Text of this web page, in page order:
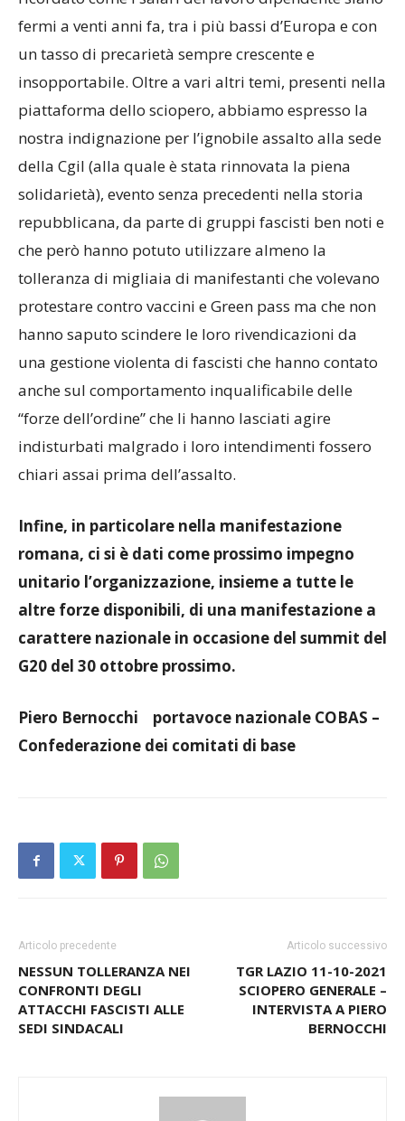
fermi a venti anni fa, tra i più bassi d’Europa e con
un tasso di precarietà sempre crescente e
insopportabile. Oltre a vari altri temi, presenti nella
piattaforma dello sciopero, abbiamo espresso la
nostra indignazione per l’ignobile assalto alla sede
della Cgil (alla quale è stata rinnovata la piena
solidarietà), evento senza precedenti nella storia
repubblicana, da parte di gruppi fascisti ben noti e
che però hanno potuto utilizzare almeno la
tolleranza di migliaia di manifestanti che volevano
protestare contro vaccini e Green pass ma che non
hanno saputo scindere le loro rivendicazioni da
una gestione violenta di fascisti che hanno contato
anche sul comportamento inqualificabile delle
“forze dell’ordine” che li hanno lasciati agire
indisturbati malgrado i loro intendimenti fossero
chiari assai prima dell’assalto.
Infine, in particolare nella manifestazione
romana, ci si è dati come prossimo impegno
unitario l’organizzazione, insieme a tutte le
altre forze disponibili, di una manifestazione a
carattere nazionale in occasione del summit del
G20 del 30 ottobre prossimo.
Piero Bernocchi portavoce nazionale COBAS –
Confederazione dei comitati di base
Articolo precedente
NESSUN TOLLERANZA NEI
CONFRONTI DEGLI
ATTACCHI FASCISTI ALLE
SEDI SINDACALI
Articolo successivo
TGR LAZIO 11-10-2021
SCIOPERO GENERALE –
INTERVISTA A PIERO
BERNOCCHI